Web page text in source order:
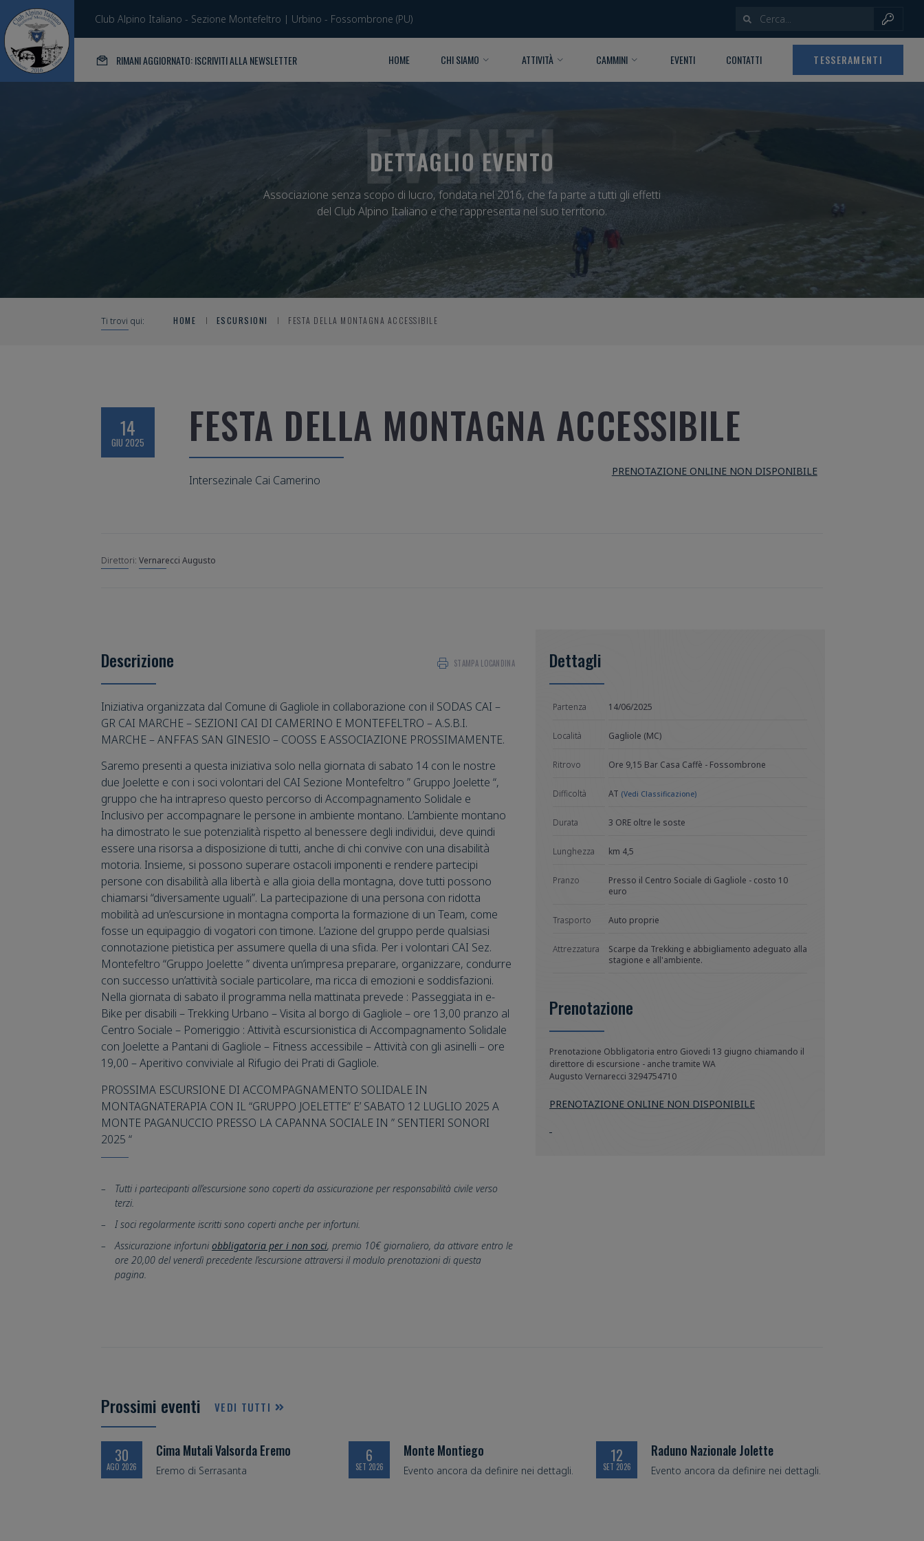
Club Alpino Italiano - Sezione Montefeltro | Urbino - Fossombrone (PU)
RIMANI AGGIORNATO: ISCRIVITI ALLA NEWSLETTER HOME CHI SIAMO ATTIVITÀ CAMMINI EVENTI CONTATTI TESSERAMENTI
EVENTI
DETTAGLIO EVENTO
Associazione senza scopo di lucro, fondata nel 2016, che fa parte a tutti gli effetti
del Club Alpino Italiano e che rappresenta nel suo territorio.
Ti trovi qui: HOME ESCURSIONI FESTA DELLA MONTAGNA ACCESSIBILE
14
GIU 2025 FESTA DELLA MONTAGNA ACCESSIBILE
Intersezinale Cai Camerino
PRENOTAZIONE ONLINE NON DISPONIBILE
Vernarecci Augusto
Descrizione STAMPA LOCANDINA
Iniziativa organizzata dal Comune di Gagliole in collaborazione con il SODAS CAI –
GR CAI MARCHE – SEZIONI CAI DI CAMERINO E MONTEFELTRO – A.S.B.I.
MARCHE – ANFFAS SAN GINESIO – COOSS E ASSOCIAZIONE PROSSIMAMENTE.
Saremo presenti a questa iniziativa solo nella giornata di sabato 14 con le nostre
due Joelette e con i soci volontari del CAI Sezione Montefeltro ” Gruppo Joelette “,
gruppo che ha intrapreso questo percorso di Accompagnamento Solidale e
Inclusivo per accompagnare le persone in ambiente montano. L’ambiente montano
ha dimostrato le sue potenzialità rispetto al benessere degli individui, deve quindi
essere una risorsa a disposizione di tutti, anche di chi convive con una disabilità
motoria. Insieme, si possono superare ostacoli imponenti e rendere partecipi
persone con disabilità alla libertà e alla gioia della montagna, dove tutti possono
chiamarsi “diversamente uguali”. La partecipazione di una persona con ridotta
mobilità ad un’escursione in montagna comporta la formazione di un Team, come
fosse un equipaggio di vogatori con timone. L’azione del gruppo perde qualsiasi
connotazione pietistica per assumere quella di una sfida. Per i volontari CAI Sez.
Montefeltro “Gruppo Joelette ” diventa un’impresa preparare, organizzare, condurre
con successo un’attività sociale particolare, ma ricca di emozioni e soddisfazioni.
Nella giornata di sabato il programma nella mattinata prevede : Passeggiata in e-
Bike per disabili – Trekking Urbano – Visita al borgo di Gagliole – ore 13,00 pranzo al
Centro Sociale – Pomeriggio : Attività escursionistica di Accompagnamento Solidale
con Joelette a Pantani di Gagliole – Fitness accessibile – Attività con gli asinelli – ore
19,00 – Aperitivo conviviale al Rifugio dei Prati di Gagliole.
PROSSIMA ESCURSIONE DI ACCOMPAGNAMENTO SOLIDALE IN
MONTAGNATERAPIA CON IL “GRUPPO JOELETTE” E’ SABATO 12 LUGLIO 2025 A
MONTE PAGANUCCIO PRESSO LA CAPANNA SOCIALE IN ” SENTIERI SONORI
2025 “
Tutti i partecipanti all’escursione sono coperti da assicurazione per responsabilità civile verso
terzi.
I soci regolarmente iscritti sono coperti anche per infortuni.
Assicurazione infortuniobbligatoria per i non soci, premio 10€ giornaliero, da attivare entro le
ore 20,00 del venerdì precedente l’escursione attraversi il modulo prenotazioni di questa
pagina.
Dettagli
Partenza 14/06/2025
Località Gagliole (MC)
Ritrovo Ore 9,15 Bar Casa Caffè - Fossombrone
Difficoltà AT (Vedi Classificazione)
Durata 3 ORE oltre le soste
Lunghezza km 4,5
Pranzo
Presso il Centro Sociale di Gagliole - costo 10
euro
Trasporto Auto proprie
Attrezzatura
Scarpe da Trekking e abbigliamento adeguato alla
stagione e all'ambiente.
Prenotazione
Prenotazione Obbligatoria entro Giovedi 13 giugno chiamando il
direttore di escursione - anche tramite WA
Augusto Vernarecci 3294754710
PRENOTAZIONE ONLINE NON DISPONIBILE
Prossimi eventi VEDI TUTTI
Cima Mutali Valsorda Eremo
30
AGO 2026 Eremo di Serrasanta
Monte Montiego
6
SET 2026 Evento ancora da definire nei dettagli.
Raduno Nazionale Jolette
12
SET 2026 Evento ancora da definire nei dettagli.